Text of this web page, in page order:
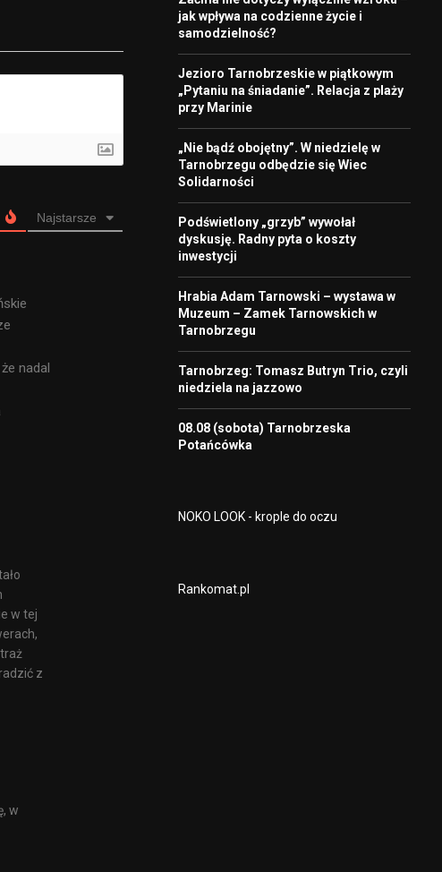
Najstarsze
nadal
w tej
z
w
jak wpływa na codzienne życie i
samodzielność?
Jezioro Tarnobrzeskie w piątkowym
„Pytaniu na śniadanie”. Relacja z plaży
przy Marinie
„Nie bądź obojętny”. W niedzielę w
Tarnobrzegu odbędzie się Wiec
Solidarności
Podświetlony „grzyb” wywołał
dyskusję. Radny pyta o koszty
inwestycji
Hrabia Adam Tarnowski – wystawa w
Muzeum – Zamek Tarnowskich w
Tarnobrzegu
Tarnobrzeg: Tomasz Butryn Trio, czyli
niedziela na jazzowo
08.08 (sobota) Tarnobrzeska
Potańcówka
NOKO LOOK - krople do oczu
Rankomat.pl